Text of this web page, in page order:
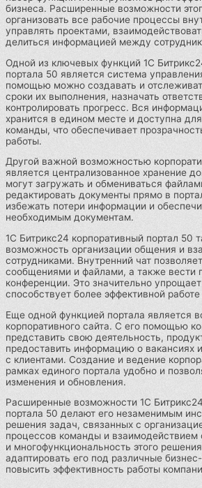
бизнеса. Расширенные возможности
организовать все рабочие процессы
управлять проектами,
делиться информацией между
Одной из ключевых функций 1С
портала 50 является система
помощью можно создавать и
сроки их выполнения, назначать
контролировать прогресс. Вся
хранится в едином месте и доступна
команды, что обеспечивает
работы.
Другой важной возможностью
является централизованное хранение
могут загружать и обмениваться
редактировать документы прямо в
избежать потери информации и
необходимым документам.
1С Битрикс24 корпоративный портал 50
возможность организации общения и
сотрудниками. Внутренний чат
сообщениями и файлами, а также вести
конференции. Это значительно
способствует более эффективной
Еще одной функцией портала является
корпоративного сайта. С его помощью
представить свою деятельность,
предоставить информацию о вакансиях
с клиентами. Создание и ведение
рамках единого портала удобно и
изменения и обновления.
Расширенные возможности 1С
портала 50 делают его незаменимым
решения задач, связанных с
процессов команды и взаимодействием
и многофункциональность этого
адаптировать его под различные
повысить эффективность работы